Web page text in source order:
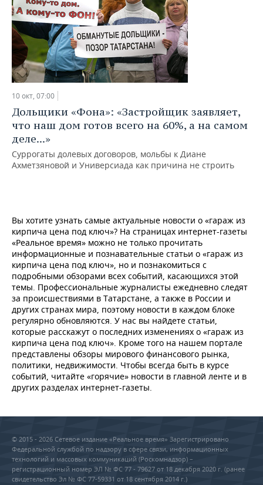
10 окт, 07:00
Дольщики «Фона»: «Застройщик заявляет,
что наш дом готов всего на 60%, а на самом
деле...»
Суррогаты долевых договоров, мольбы к Диане
Ахметзяновой и Универсиада как причина не строить
Вы хотите узнать самые актуальные новости о «гараж из
кирпича цена под ключ»? На страницах интернет-газеты
«Реальное время» можно не только прочитать
информационные и познавательные статьи о «гараж из
кирпича цена под ключ», но и познакомиться с
подробными обзорами всех событий, касающихся этой
темы. Профессиональные журналисты ежедневно следят
за происшествиями в Татарстане, а также в России и
других странах мира, поэтому новости в каждом блоке
регулярно обновляются. У нас вы найдете статьи,
которые расскажут о последних изменениях о «гараж из
кирпича цена под ключ». Кроме того на нашем портале
представлены обзоры мирового финансового рынка,
политики, недвижимости. Чтобы всегда быть в курсе
событий, читайте «горячие» новости в главной ленте и в
других разделах интернет-газеты.
© 2015 - 2026 Сетевое издание «Реальное время» Зарегистрировано
Федеральной службой по надзору в сфере связи, информационных
технологий и массовых коммуникаций (Роскомнадзор) –
регистрационный номер ЭЛ № ФС 77 - 79627 от 18 декабря 2020 г. (ранее
свидетельство Эл № ФС 77-59331 от 18 сентября 2014 г.)